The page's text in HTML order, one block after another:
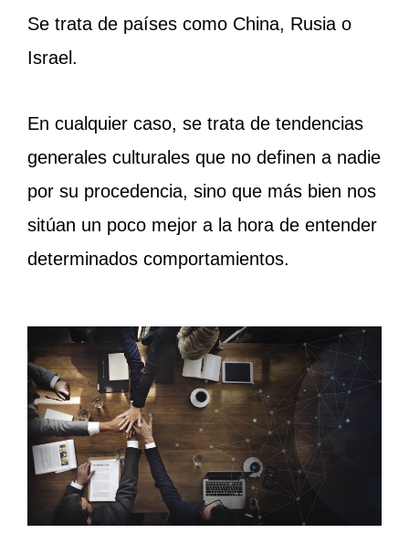
Se trata de países como China, Rusia o
Israel.
En cualquier caso, se trata de tendencias
generales culturales que no definen a nadie
por su procedencia, sino que más bien nos
sitúan un poco mejor a la hora de entender
determinados comportamientos.